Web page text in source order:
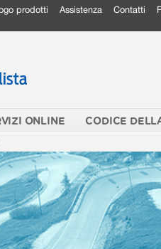
prodotti Assistenza Contatti
ONLINE CODICE